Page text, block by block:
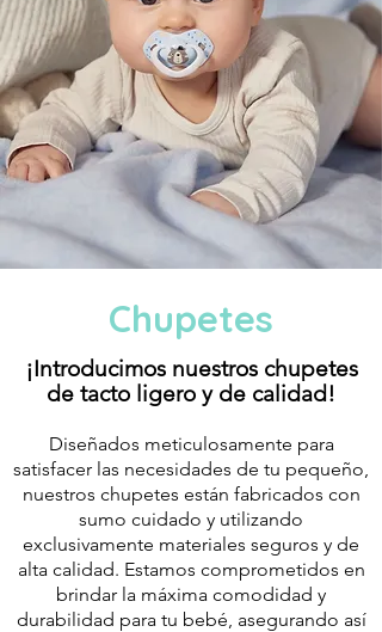
Chupetes
¡Introducimos nuestros chupetes
de tacto ligero y de calidad!
Diseñados meticulosamente para
satisfacer las necesidades de tu pequeño,
nuestros chupetes están fabricados con
sumo cuidado y utilizando
exclusivamente materiales seguros y de
alta calidad. Estamos comprometidos en
brindar la máxima comodidad y
durabilidad para tu bebé, asegurando así